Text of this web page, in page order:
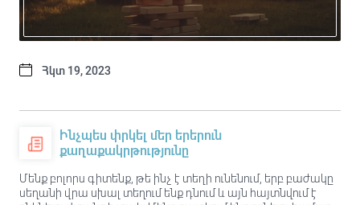
Հկտ 19, 2023
Ինչպես փրկել մեր երերուն
քաղաքակրթությունը
Մենք բոլորս գիտենք, թե ինչ է տեղի ունենում, երբ բաժակը
սեղանի վրա սխալ տեղում ենք դնում և այն հայտնվում է